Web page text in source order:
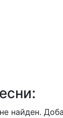
найден.